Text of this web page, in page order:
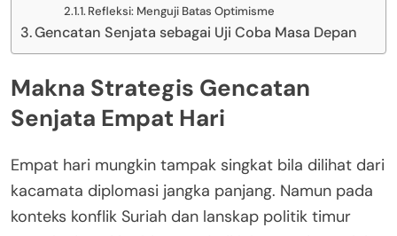
Refleksi: Menguji Batas Optimisme
Gencatan Senjata sebagai Uji Coba Masa Depan
Makna Strategis Gencatan
Senjata Empat Hari
Empat hari mungkin tampak singkat bila dilihat dari
kacamata diplomasi jangka panjang. Namun pada
konteks konflik Suriah dan lanskap politik timur